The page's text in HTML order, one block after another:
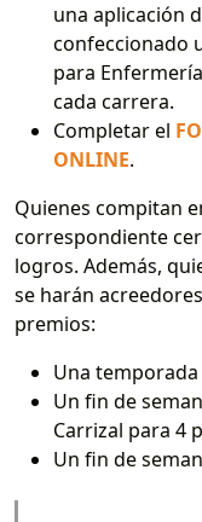
una aplicación
confeccionado
para
cada carrera.
Completar el
ONLINE.
Quienes compitan
correspondiente
logros. Además,
se harán
premios:
Una temporada
Un fin de
Carrizal para 4
Un fin de